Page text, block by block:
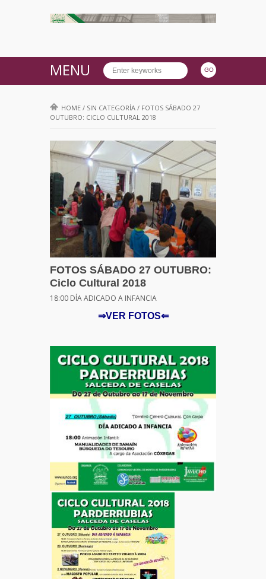
MENU
HOME / SIN CATEGORÍA / FOTOS SÁBADO 27
OUTUBRO: CICLO CULTURAL 2018
FOTOS SÁBADO 27 OUTUBRO:
Ciclo Cultural 2018
18:00 DÍA ADICADO A INFANCIA
⇒VER FOTOS⇐